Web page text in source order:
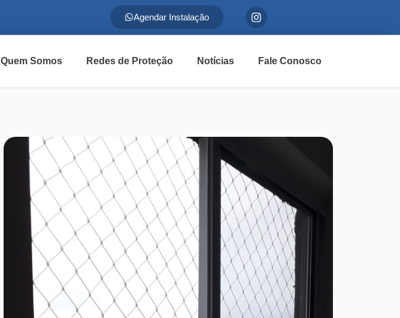
Agendar Instalação
Quem Somos Redes de Proteção Notícias Fale Conosco